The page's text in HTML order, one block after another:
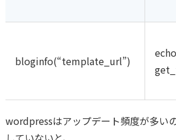
bloginfo(“template_url”)
echo
wordpressはアップデート頻度が多い